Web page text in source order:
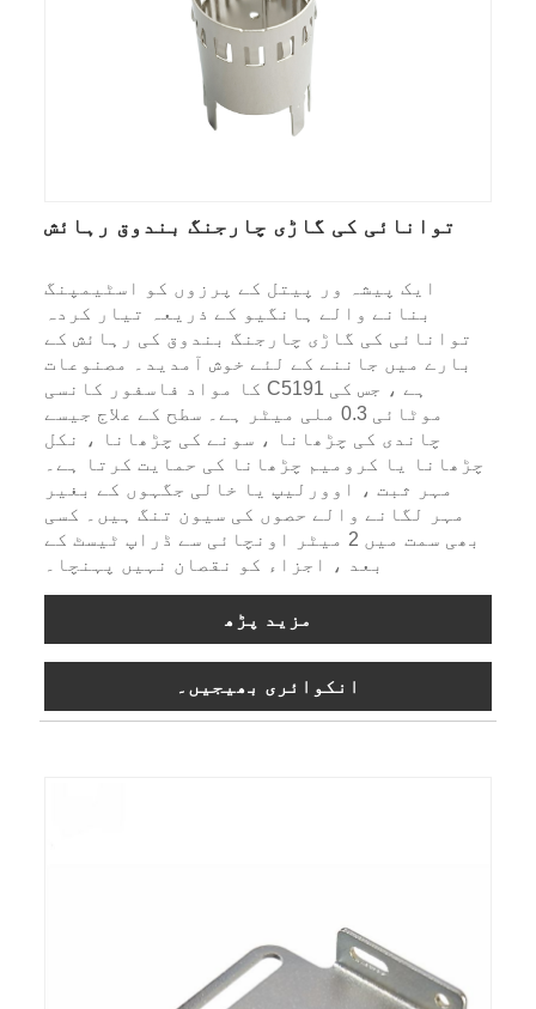
توانائی کی گاڑی چارجنگ بندوق رہائش
ایک پیشہ ور پیتل کے پرزوں کو اسٹیمپنگ
بنانے والے ہانگیو کے ذریعہ تیار کردہ
توانائی کی گاڑی چارجنگ بندوق کی رہائش کے
بارے میں جاننے کے لئے خوش آمدید۔ مصنوعات
کا مواد فاسفور کانسی C5191 ہے ، جس کی
موٹائی 0.3 ملی میٹر ہے۔ سطح کے علاج جیسے
چاندی کی چڑھانا ، سونے کی چڑھانا ، نکل
چڑھانا یا کرومیم چڑھانا کی حمایت کرتا ہے۔
مہر ثبت ، اوورلیپ یا خالی جگہوں کے بغیر
مہر لگانے والے حصوں کی سیون تنگ ہیں۔ کسی
بھی سمت میں 2 میٹر اونچائی سے ڈراپ ٹیسٹ کے
بعد ، اجزاء کو نقصان نہیں پہنچا۔
مزید پڑھ
انکوائری بھیجیں۔